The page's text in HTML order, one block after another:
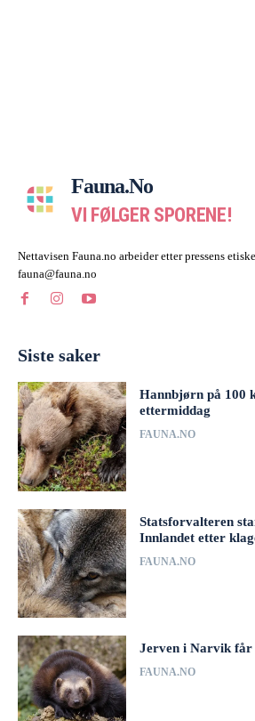
Fauna.no
VI FØLGER SPORENE!
Nettavisen Fauna.no arbeider etter pressens
fauna@fauna.no
Siste saker
Hannbjørn på 100
ettermiddag
FAUNA.NO
Statsforvalteren
Innlandet etter
FAUNA.NO
Jerven i Narvik får
FAUNA.NO